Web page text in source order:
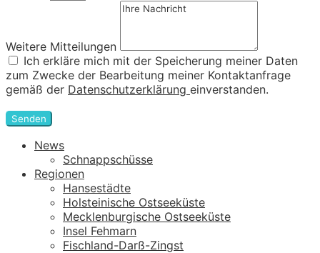
Weitere Mitteilungen
Ich erkläre mich mit der Speicherung meiner Daten
zum Zwecke der Bearbeitung meiner Kontaktanfrage
gemäß der Datenschutzerklärung einverstanden.
Senden
News
Schnappschüsse
Regionen
Hansestädte
Holsteinische Ostseeküste
Mecklenburgische Ostseeküste
Insel Fehmarn
Fischland-Darß-Zingst